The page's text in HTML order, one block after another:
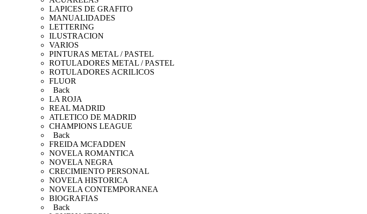
LAPICES DE GRAFITO
MANUALIDADES
LETTERING
ILUSTRACION
VARIOS
PINTURAS METAL / PASTEL
ROTULADORES METAL / PASTEL
ROTULADORES ACRILICOS
FLUOR
Back
LA ROJA
REAL MADRID
ATLETICO DE MADRID
CHAMPIONS LEAGUE
Back
FREIDA MCFADDEN
NOVELA ROMANTICA
NOVELA NEGRA
CRECIMIENTO PERSONAL
NOVELA HISTORICA
NOVELA CONTEMPORANEA
BIOGRAFIAS
Back